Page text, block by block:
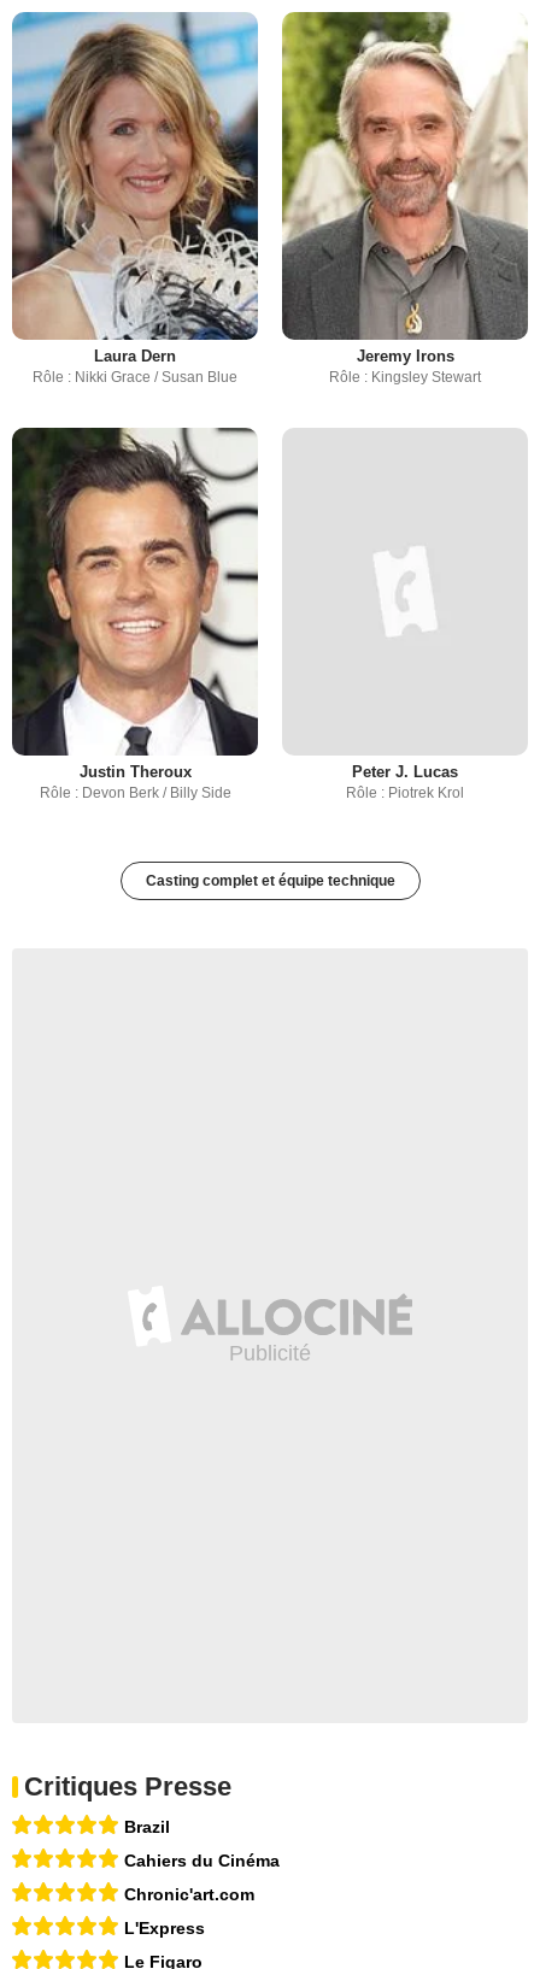
Laura Dern
Rôle : Nikki Grace / Susan Blue
Jeremy Irons
Rôle : Kingsley Stewart
Justin Theroux
Rôle : Devon Berk / Billy Side
Peter J. Lucas
Rôle : Piotrek Krol
Casting complet et équipe technique
Critiques Presse
Brazil
Cahiers du Cinéma
Chronic'art.com
L'Express
Le Figaro